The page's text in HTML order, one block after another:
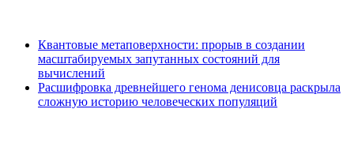
Квантовые метаповерхности: прорыв в создании
масштабируемых запутанных состояний для
вычислений
Расшифровка древнейшего генома денисовца раскрыла
сложную историю человеческих популяций